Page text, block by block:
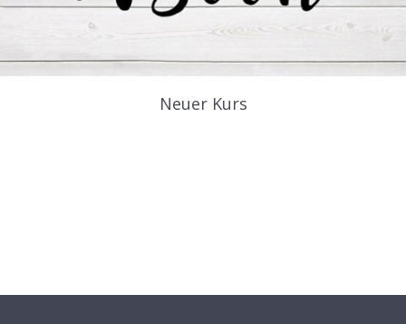
Neuer Kurs